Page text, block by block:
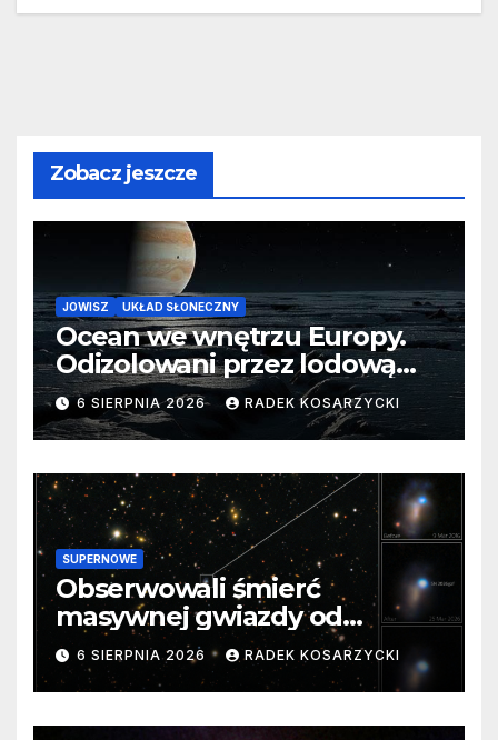
Zobacz jeszcze
JOWISZ UKŁAD SŁONECZNY
Ocean we wnętrzu Europy.
Odizolowani przez lodową
barierę
6 SIERPNIA 2026 RADEK KOSARZYCKI
SUPERNOWE
Obserwowali śmierć
masywnej gwiazdy od
samego początku. Niezwykle
cenne dane
6 SIERPNIA 2026 RADEK KOSARZYCKI